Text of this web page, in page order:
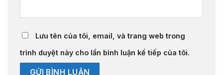
Lưu tên của tôi, email, và trang web trong
trình duyệt này cho lần bình luận kế tiếp của tôi.